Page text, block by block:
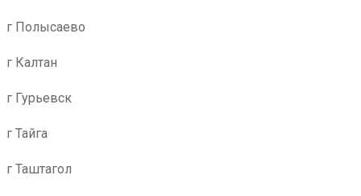
г Полысаево
г Калтан
г Гурьевск
г Тайга
г Таштагол